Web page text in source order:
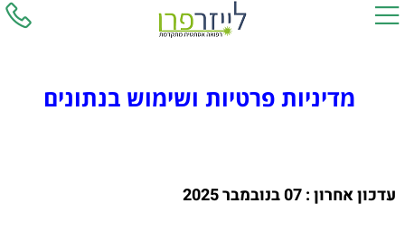
מדיניות פרטיות ושימוש בנתונים
עדכון אחרון : 07 בנובמבר 2025